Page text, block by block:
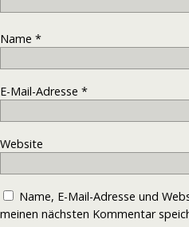
Name *
E-Mail-Adresse *
Website
Name, E-Mail-Adresse und
meinen nächsten Kommentar